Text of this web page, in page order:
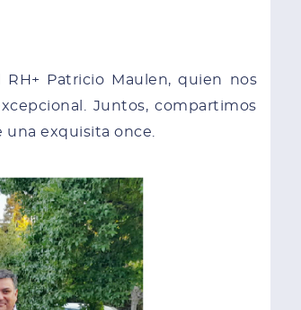
Patricio Maulen, quien nos
Juntos, compartimos
exquisita once.